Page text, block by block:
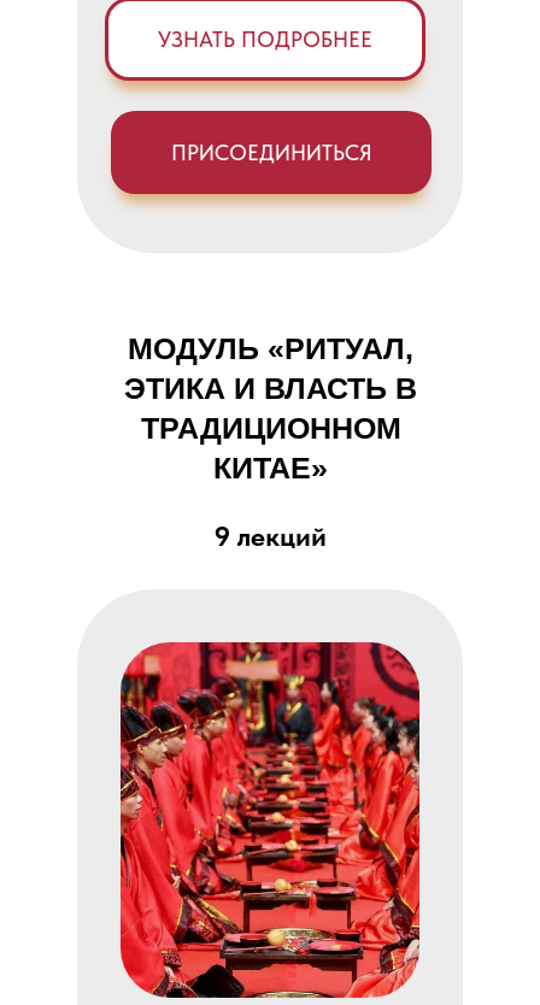
УЗНАТЬ ПОДРОБНЕЕ
ПРИСОЕДИНИТЬСЯ
МОДУЛЬ «РИТУАЛ,
ЭТИКА И ВЛАСТЬ В
ТРАДИЦИОННОМ
КИТАЕ»
9 лекций